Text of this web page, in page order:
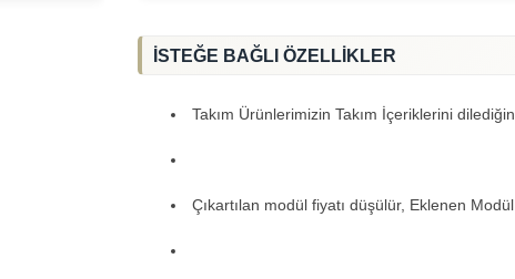
İSTEĞE BAĞLI ÖZELLİKLER
Takım Ürünlerimizin Takım İçeriklerini
Çıkartılan modül fiyatı düşülür, Eklenen